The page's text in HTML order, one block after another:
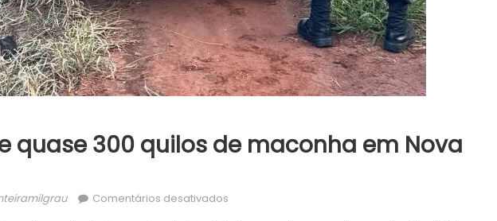
quase 300 quilos de maconha em Nova
Comentários desativados